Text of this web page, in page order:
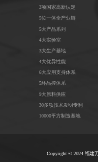
3项国家高新认定
5位一体全产业链
5大产品系列
4大实验室
3大生产基地
4大优异性能
6大应用支持体系
5环品控体系
9大原料供应
30多项技术发明专利
10000平方制造基地
Copyright © 2024 福建